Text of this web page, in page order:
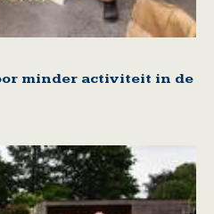
minder activiteit in de